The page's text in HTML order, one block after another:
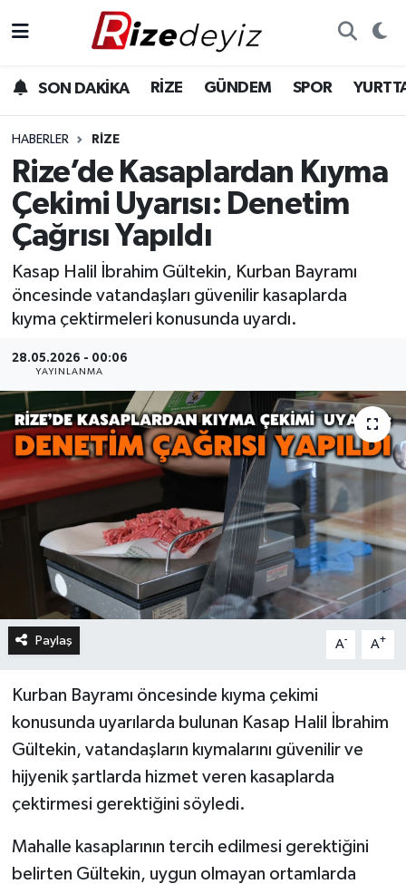
SON DAKİKA RİZE GÜNDEM SPOR
HABERLER RIZE
Rize’de Kasaplardan Kıyma
Çekimi Uyarısı: Denetim
Çağrısı Yapıldı
Kasap Halil İbrahim Gültekin, Kurban Bayramı
öncesinde vatandaşları güvenilir kasaplarda
kıyma çektirmeleri konusunda uyardı.
28.05.2026 - 00:06
YAYINLANMA
Paylaş A- A+
Kurban Bayramı öncesinde kıyma çekimi
konusunda uyarılarda bulunan Kasap Halil İbrahim
Gültekin, vatandaşların kıymalarını güvenilir ve
hijyenik şartlarda hizmet veren kasaplarda
çektirmesi gerektiğini söyledi.
Mahalle kasaplarının tercih edilmesi gerektiğini
belirten Gültekin, uygun olmayan ortamlarda
Gündem
Yurttan Haberler
Ekonomi
Teknoloji
Sağlık
Rize Hava Durumu
Rize Trafik Yoğunluk Haritası
Süper Lig Puan Durumu ve Fikstür
Tüm Manşetler
Son Dakika Haberleri